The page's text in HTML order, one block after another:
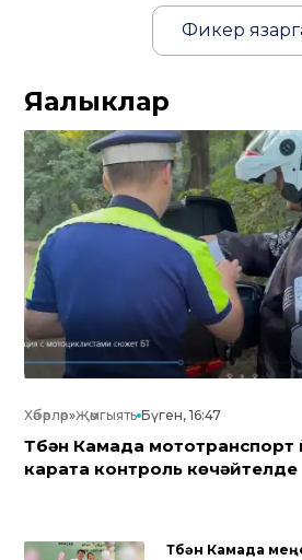
Фикер
Яңалыклар
Хәбәрләр»Җәмгыять Бүген, 16:47
Түбән Камада мототранспорт
карата контроль көчәйтелде
Түбән Камада